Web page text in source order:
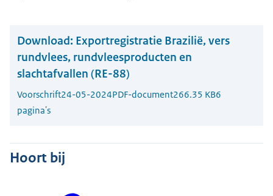
Download: Exportregistratie Brazilië, vers
rundvlees, rundvleesproducten en
slachtafvallen (RE-88)
Voorschrift24-05-2024PDF-document266.35 KB6
pagina's
Hoort bij